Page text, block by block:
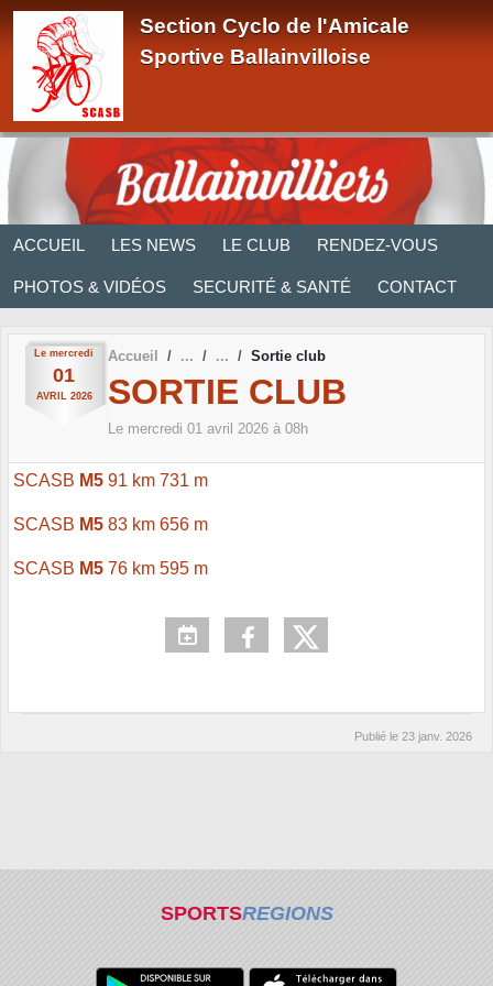
Section Cyclo de l'Amicale
Sportive Ballainvilloise
ACCUEIL LES NEWS LE CLUB RENDEZ-VOUS
PHOTOS & VIDÉOS SECURITÉ & SANTÉ CONTACT
Le mercredi
01
AVRIL 2026
Accueil Sortie club
SORTIE CLUB
Le mercredi 01 avril 2026 à 08h
SCASB M5 91 km 731 m
SCASB M5 83 km 656 m
SCASB M5 76 km 595 m
Publié le 23 janv. 2026
SPORTSREGIONS
Panneau de gestion des cookies